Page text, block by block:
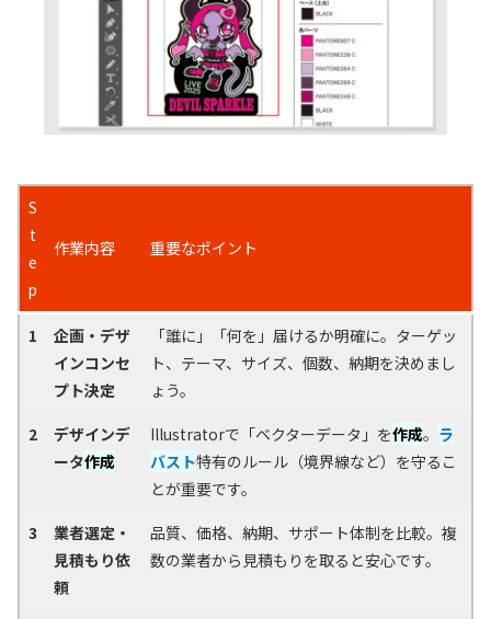
S
t
e
p
作業内容 重要なポイント
1
企画・デザ
インコンセ
プト決定
「誰に」「何を」届けるか明確に。ターゲッ
ト、テーマ、サイズ、個数、納期を決めまし
ょう。
2
デザインデ
ータ作成
Illustratorで「ベクターデータ」を作成。 ラ
バスト特有のルール（境界線など）を守るこ
とが重要です。
3
業者選定・
見積もり依
頼
品質、価格、納期、サポート体制を比較。複
数の業者から見積もりを取ると安心です。